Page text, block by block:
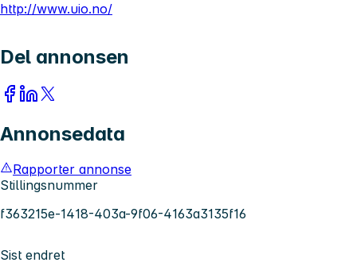
http://www.uio.no/
Del annonsen
Annonsedata
Rapporter annonse
Stillingsnummer
f363215e-1418-403a-9f06-4163a3135f16
Sist endret